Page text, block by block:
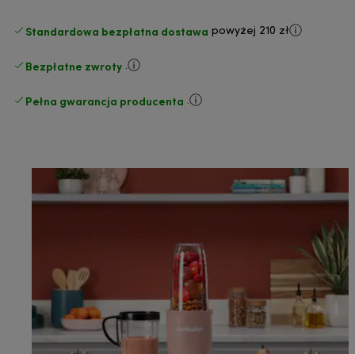
Standardowa bezpłatna dostawa powyżej 210 zł
Bezpłatne zwroty .
Pełna gwarancja producenta .